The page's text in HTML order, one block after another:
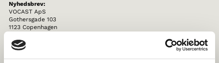
Nyhedsbrev:
VOCAST ApS
Gothersgade 103
1123 Copenhagen
Det er vores ansvar at sikre, at dine personoplysninger behandles